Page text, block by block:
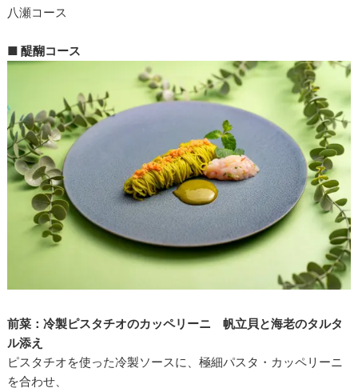
八瀬コース
■ 醍醐コース
前菜：冷製ピスタチオのカッペリーニ 帆立貝と海老のタルタ
ル添え
ピスタチオを使った冷製ソースに、極細パスタ・カッペリーニ
を合わせ、